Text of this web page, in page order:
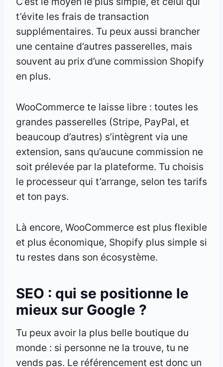
t’évite les frais de transaction
supplémentaires. Tu peux aussi brancher
une centaine d’autres passerelles, mais
souvent au prix d’une commission Shopify
en plus.
WooCommerce te laisse libre : toutes les
grandes passerelles (Stripe, PayPal, et
beaucoup d’autres) s’intègrent via une
extension, sans qu’aucune commission ne
soit prélevée par la plateforme. Tu choisis
le processeur qui t’arrange, selon tes tarifs
et ton pays.
Là encore, WooCommerce est plus flexible
et plus économique, Shopify plus simple si
tu restes dans son écosystème.
SEO : qui se positionne le
mieux sur Google ?
Tu peux avoir la plus belle boutique du
monde : si personne ne la trouve, tu ne
vends pas. Le référencement est donc un